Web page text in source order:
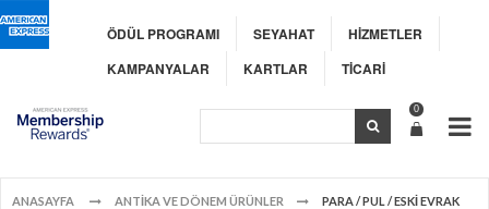
ÖDÜL PROGRAMI SEYAHAT
HİZMETLER
KAMPANYALAR
KARTLAR TİCARİ
0
ANASAYFA ANTİKA VE DÖNEM ÜRÜNLER PARA / PUL / ESKİ EVRAK